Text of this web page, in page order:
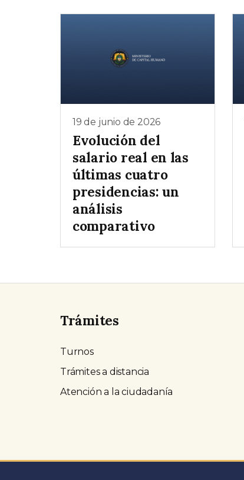
19 de junio de 2026
Evolución del
salario real en las
últimas cuatro
presidencias: un
análisis
comparativo
Trámites
Turnos
Trámites a distancia
Atención a la ciudadanía